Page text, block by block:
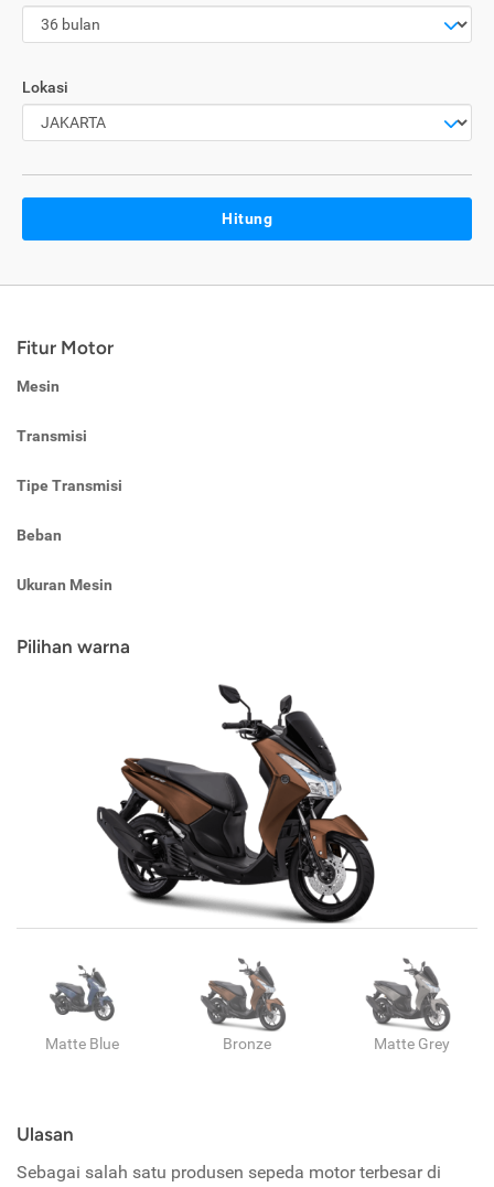
Lokasi
Hitung
Fitur Motor
Mesin
Transmisi
Tipe Transmisi
Beban
Ukuran Mesin
Pilihan warna
Matte Blue Bronze Matte Grey
Ulasan
Sebagai salah satu produsen sepeda motor terbesar di